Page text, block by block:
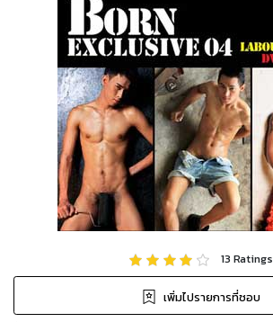
13 Ratings
เพิ่มไปรายการที่ชอบ